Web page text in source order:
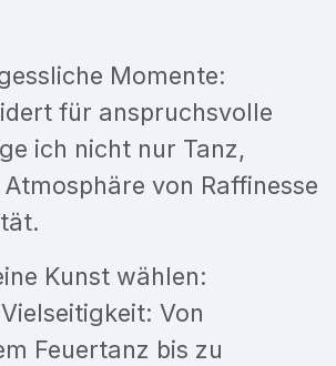
Momente:
für anspruchsvolle
ich nicht nur Tanz,
von Raffinesse
Kunst wählen:
Von
Feuertanz bis zu